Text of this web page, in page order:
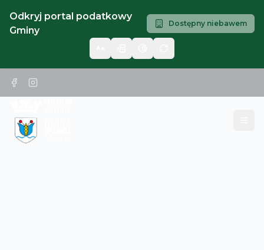
Odkryj portal podatkowy
Gminy
Dostępny niebawem